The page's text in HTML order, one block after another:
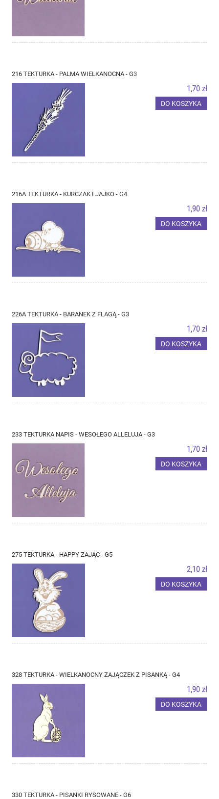
216 TEKTURKA - PALMA WIELKANOCNA - G3
1,70 zł
DO KOSZYKA
216A TEKTURKA - KURCZAK I JAJKO - G4
1,90 zł
DO KOSZYKA
226A TEKTURKA - BARANEK Z FLAGĄ - G3
1,70 zł
DO KOSZYKA
233 TEKTURKA NAPIS - WESOŁEGO ALLELUJA - G3
1,70 zł
DO KOSZYKA
275 TEKTURKA - HAPPY ZAJĄC - G5
2,10 zł
DO KOSZYKA
328 TEKTURKA - WIELKANOCNY ZAJĄCZEK Z PISANKĄ - G4
1,90 zł
DO KOSZYKA
330 TEKTURKA - PISANKI RYSOWANE - G6